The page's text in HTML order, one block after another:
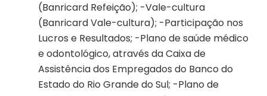
(Banricard Refeição); -Vale-cultura
(Banricard Vale-cultura); -Participação nos
Lucros e Resultados; -Plano de saúde médico
e odontológico, através da Caixa de
Assistência dos Empregados do Banco do
Estado do Rio Grande do Sul; -Plano de